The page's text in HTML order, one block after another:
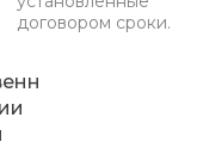
договором сроки.